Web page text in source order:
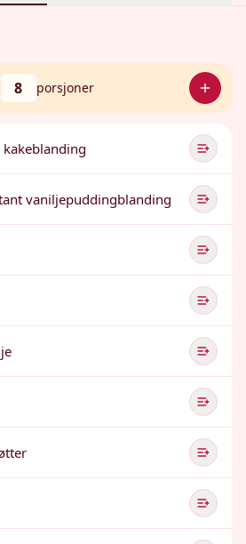
8 porsjoner
vaniljepuddingblanding